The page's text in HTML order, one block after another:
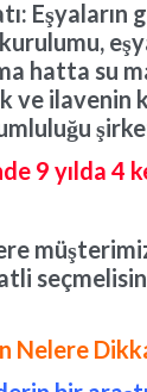
Eşyaların
hatta su
ve ilavenin
9 yılda 4
Nelere